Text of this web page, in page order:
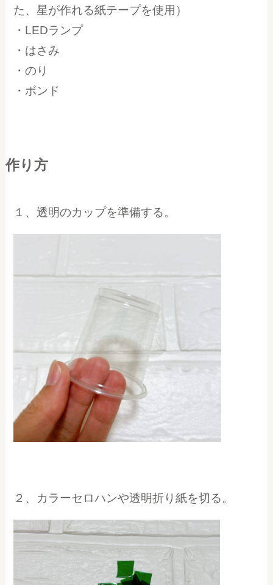
た、星が作れる紙テープを使用）
・LEDランプ
・はさみ
・のり
・ボンド
作り方
１、透明のカップを準備する。
２、カラーセロハンや透明折り紙を切る。